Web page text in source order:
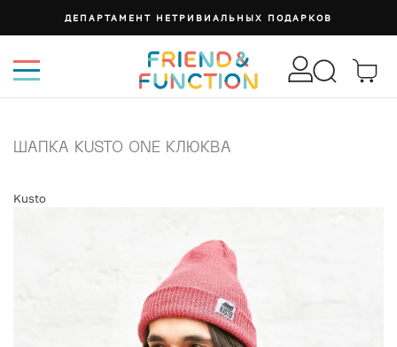
ДЕПАРТАМЕНТ НЕТРИВИАЛЬНЫХ ПОДАРКОВ
ШАПКА KUSTO ONE КЛЮКВА
Kusto